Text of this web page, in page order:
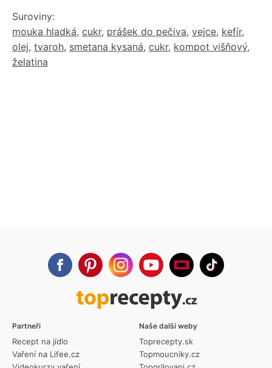
Suroviny:
mouka hladká, cukr, prášek do pečiva, vejce, kefír,
olej, tvaroh, smetana kysaná, cukr, kompot višňový,
želatina
Partneři
Recept na jídlo
Vaření na Lifee.cz
Naše další weby
Toprecepty.sk
Topmoucniky.cz